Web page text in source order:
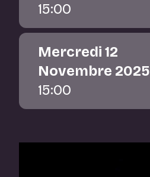
15:00
Mercredi 12
Novembre 2025
15:00